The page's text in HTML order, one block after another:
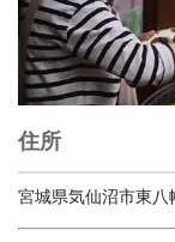
住所
宮城県気仙沼市東八